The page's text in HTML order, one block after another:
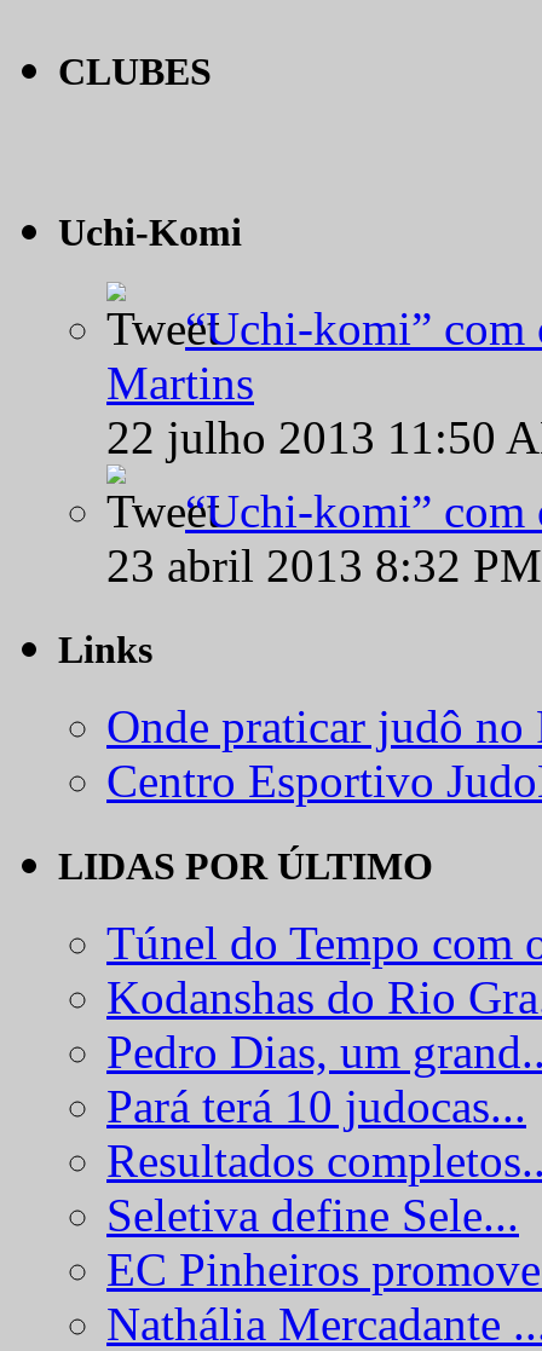
CLUBES
Uchi-Komi
“Uchi-komi” com
Martins
22 julho 2013 11:50
“Uchi-komi” com
23 abril 2013 8:32
Links
Onde praticar judô
Centro Esportivo
LIDAS POR ÚLTIMO
Túnel do Tempo com
Kodanshas do Rio
Pedro Dias, um
Pará terá 10 judocas...
Resultados
Seletiva define Sele...
EC Pinheiros
Nathália Mercadante